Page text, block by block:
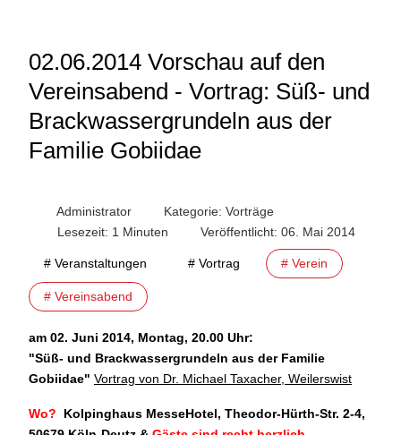
02.06.2014 Vorschau auf den
Vereinsabend - Vortrag: Süß- und
Brackwassergrundeln aus der
Familie Gobiidae
Administrator Kategorie: Vorträge
Lesezeit: 1 Minuten
Veröffentlicht: 06. Mai 2014
# Veranstaltungen # Vortrag # Verein
# Vereinsabend
am 02. Juni 2014, Montag, 20.00 Uhr:
"Süß- und Brackwassergrundeln aus der Familie
Gobiidae" Vortrag von Dr. Michael Taxacher, Weilerswist
Wo?
Kolpinghaus MesseHotel, Theodor-Hürth-Str. 2-4,